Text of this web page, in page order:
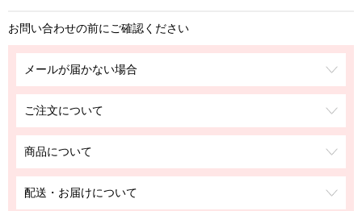
お問い合わせの前にご確認ください
メールが届かない場合
ご注文について
商品について
配送・お届けについて